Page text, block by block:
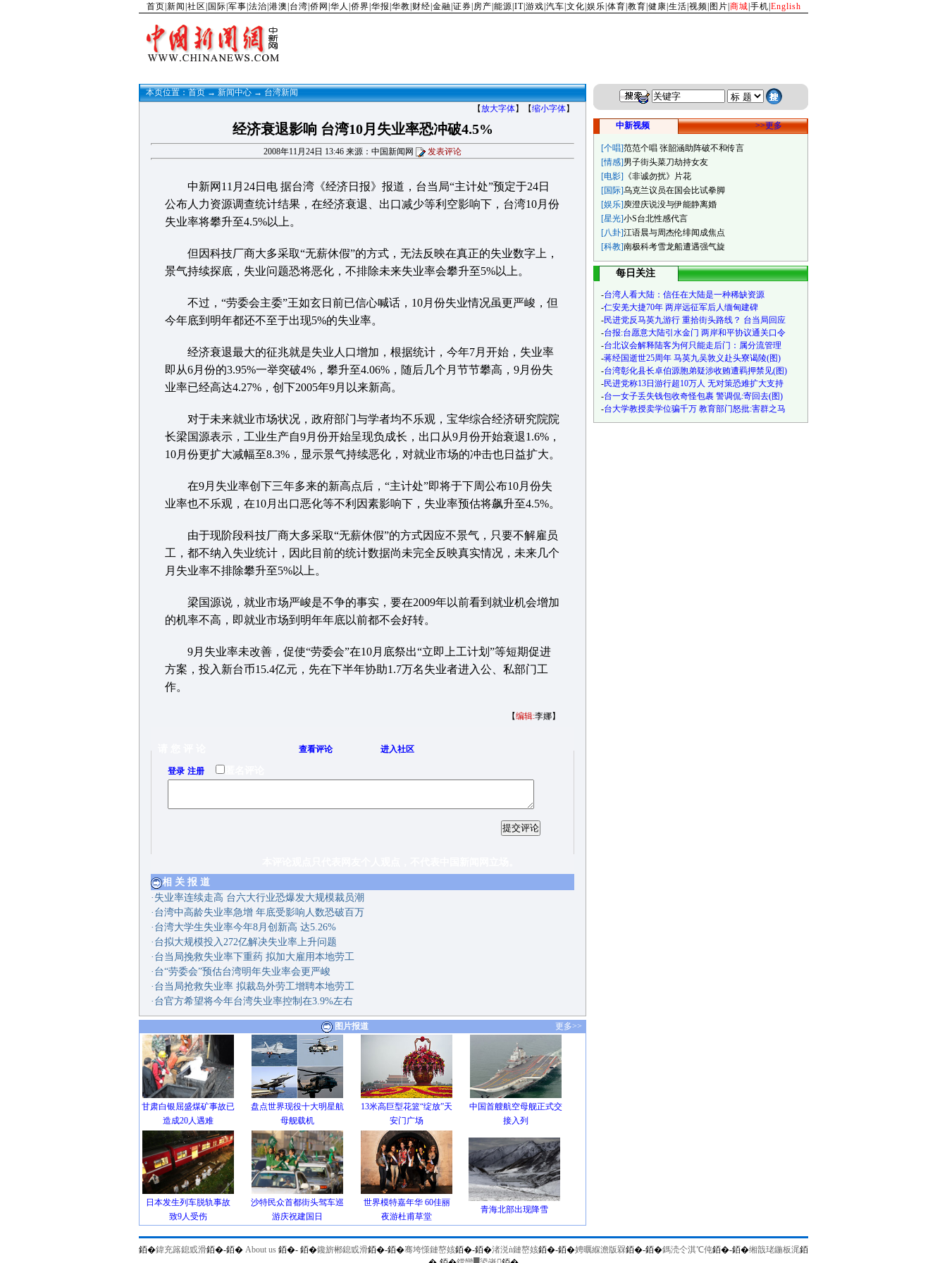
首页 新闻 社区 国际 军事 法治 港澳 台湾 侨网 华人 侨界 华报 华教 财经 金融 证券 房产 能源 IT| 游戏 汽车 文化 娱乐 体育 教育 健康 生活 视频 图片 商城 手机 English
本页位置： 首页 → 新闻中心 → 台湾新闻
【放大字体】【缩小字体】
经济衰退影响 台湾10月失业率恐冲破4.5%
2008年11月24日 13:46 来源：中国新闻网 发表评论
中新网11月24日电 据台湾《经济日报》报道，台当局“主计处”预定于24日
公布人力资源调查统计结果，在经济衰退、出口减少等利空影响下，台湾10月份
失业率将攀升至4.5%以上。
但因科技厂商大多采取“无薪休假”的方式，无法反映在真正的失业数字上，
景气持续探底，失业问题恐将恶化，不排除未来失业率会攀升至5%以上。
不过，“劳委会主委”王如玄日前已信心喊话，10月份失业情况虽更严峻，但
今年底到明年都还不至于出现5%的失业率。
经济衰退最大的征兆就是失业人口增加，根据统计，今年7月开始，失业率
即从6月份的3.95%一举突破4%，攀升至4.06%，随后几个月节节攀高，9月份失
业率已经高达4.27%，创下2005年9月以来新高。
对于未来就业市场状况，政府部门与学者均不乐观，宝华综合经济研究院院
长梁国源表示，工业生产自9月份开始呈现负成长，出口从9月份开始衰退1.6%，
10月份更扩大减幅至8.3%，显示景气持续恶化，对就业市场的冲击也日益扩大。
在9月失业率创下三年多来的新高点后，“主计处”即将于下周公布10月份失
业率也不乐观，在10月出口恶化等不利因素影响下，失业率预估将飙升至4.5%。
由于现阶段科技厂商大多采取“无薪休假”的方式因应不景气，只要不解雇员
工，都不纳入失业统计，因此目前的统计数据尚未完全反映真实情况，未来几个
月失业率不排除攀升至5%以上。
梁国源说，就业市场严峻是不争的事实，要在2009年以前看到就业机会增加
的机率不高，即就业市场到明年年底以前都不会好转。
9月失业率未改善，促使“劳委会”在10月底祭出“立即上工计划”等短期促进
方案，投入新台币15.4亿元，先在下半年协助1.7万名失业者进入公、私部门工
作。
【编辑:李娜】
查看评论 进入社区
登录/ 注册 匿名评论
相 关 报 道
· 失业率连续走高 台六大行业恐爆发大规模裁员潮
· 台湾中高龄失业率急增 年底受影响人数恐破百万
· 台湾大学生失业率今年8月创新高 达5.26%
· 台拟大规模投入272亿解决失业率上升问题
· 台当局挽救失业率下重药 拟加大雇用本地劳工
· 台“劳委会”预估台湾明年失业率会更严峻
· 台当局抢救失业率 拟裁岛外劳工增聘本地劳工
· 台官方希望将今年台湾失业率控制在3.9%左右
图片报道 更多>>
甘肃白银屈盛煤矿事故已
造成20人遇难
盘点世界现役十大明星航
母舰载机
13米高巨型花篮“绽放”天
安门广场
中国首艘航空母舰正式交
接入列
日本发生列车脱轨事故
致9人受伤
沙特民众首都街头驾车巡
游庆祝建国日
世界模特嘉年华 60佳丽
夜游杜甫草堂
青海北部出现降雪
中新视频 >>更多
[个唱]范范个唱 张韶涵助阵破不和传言
[情感]男子街头菜刀劫持女友
[电影] 《非诚勿扰》片花
[国际]乌克兰议员在国会比试拳脚
[娱乐]庾澄庆说没与伊能静离婚
[星光]小S台北性感代言
[八卦]江语晨与周杰伦绯闻成焦点
[科教]南极科考雪龙船遭遇强气旋
每日关注
-台湾人看大陆：信任在大陆是一种稀缺资源
-仁安羌大捷70年 两岸远征军后人缅甸建碑
-民进党反马英九游行 重拾街头路线？ 台当局回应
-台报:台愿意大陆引水金门 两岸和平协议通关口令
-台北议会解释陆客为何只能走后门：属分流管理
-蒋经国逝世25周年 马英九吴敦义赴头寮谒陵(图)
-台湾彰化县长卓伯源胞弟疑涉收贿遭羁押禁见(图)
-民进党称13日游行超10万人 无对策恐难扩大支持
-台一女子丢失钱包收奇怪包裹 警调侃:寄回去(图)
-台大学教授卖学位骗千万 教育部门怒批:害群之马
銆�鍏充簬鎴戜滑銆�-銆� About us 銆�- 銆�鑱旂郴鎴戜滑銆�-銆�骞垮憡鏈嶅姟銆�-銆�渚涚ǹ鏈嶅姟銆�-銆�娉曞緥澹版槑銆�-銆�鎷涜仒淇℃伅銆�-銆�缃戠珯鍦板浘銆